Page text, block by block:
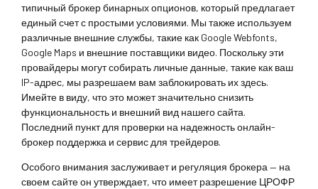
типичный брокер бинарных опционов, который предлагает
единый счет с простыми условиями. Мы также используем
различные внешние службы, такие как Google Webfonts,
Google Maps и внешние поставщики видео. Поскольку эти
провайдеры могут собирать личные данные, такие как ваш
IP-адрес, мы разрешаем вам заблокировать их здесь.
Имейте в виду, что это может значительно снизить
функциональность и внешний вид нашего сайта.
Последний пункт для проверки на надежность онлайн-
брокер поддержка и сервис для трейдеров.
Особого внимания заслуживает и регуляция брокера — на
своем сайте он утверждает, что имеет разрешение ЦРОФР